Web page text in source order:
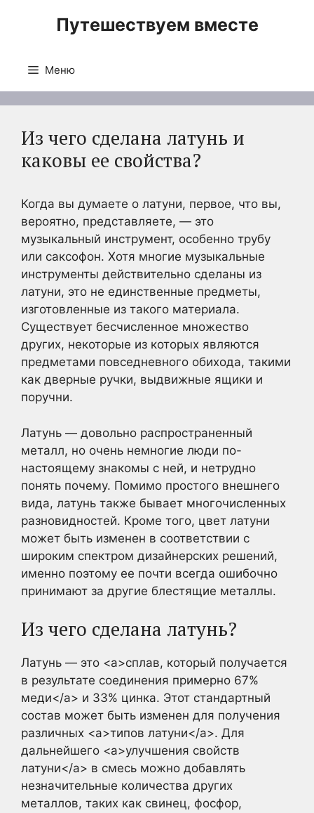
Путешествуем вместе
Меню
Из чего сделана латунь и
каковы ее свойства?
Когда вы думаете о латуни, первое, что вы,
вероятно, представляете, — это
музыкальный инструмент, особенно трубу
или саксофон. Хотя многие музыкальные
инструменты действительно сделаны из
латуни, это не единственные предметы,
изготовленные из такого материала.
Существует бесчисленное множество
других, некоторые из которых являются
предметами повседневного обихода, такими
как дверные ручки, выдвижные ящики и
поручни.
Латунь — довольно распространенный
металл, но очень немногие люди по-
настоящему знакомы с ней, и нетрудно
понять почему. Помимо простого внешнего
вида, латунь также бывает многочисленных
разновидностей. Кроме того, цвет латуни
может быть изменен в соответствии с
широким спектром дизайнерских решений,
именно поэтому ее почти всегда ошибочно
принимают за другие блестящие металлы.
Из чего сделана латунь?
Латунь — это <a>сплав, который получается
в результате соединения примерно 67%
меди</a> и 33% цинка. Этот стандартный
состав может быть изменен для получения
различных <a>типов латуни</a>. Для
дальнейшего <a>улучшения свойств
латуни</a> в смесь можно добавлять
незначительные количества других
металлов, таких как свинец, фосфор,